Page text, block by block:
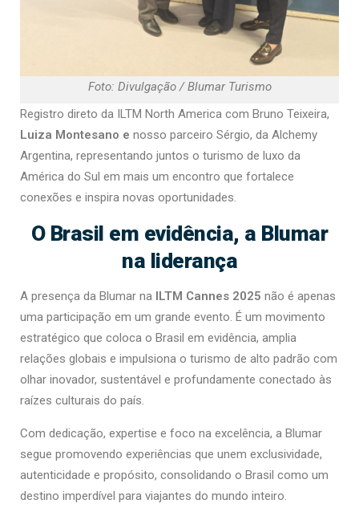
Foto: Divulgação / Blumar Turismo
Registro direto da ILTM North America com Bruno Teixeira,
Luiza Montesano e nosso parceiro Sérgio, da Alchemy
Argentina, representando juntos o turismo de luxo da
América do Sul em mais um encontro que fortalece
conexões e inspira novas oportunidades.
O Brasil em evidência, a Blumar
na liderança
A presença da Blumar na ILTM Cannes 2025 não é apenas
uma participação em um grande evento. É um movimento
estratégico que coloca o Brasil em evidência, amplia
relações globais e impulsiona o turismo de alto padrão com
olhar inovador, sustentável e profundamente conectado às
raízes culturais do país.
Com dedicação, expertise e foco na excelência, a Blumar
segue promovendo experiências que unem exclusividade,
autenticidade e propósito, consolidando o Brasil como um
destino imperdível para viajantes do mundo inteiro.